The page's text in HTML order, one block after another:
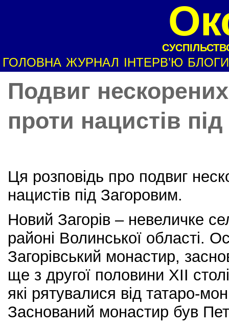
ГОЛОВНА ЖУРНАЛ ІНТЕРВ’Ю БЛОГИ
Подвиг
проти нацистів
Ця розповідь про подвиг
нацистів під Загоровим.
Новий Загорів – невеличке
районі Волинської області.
Загорівський монастир,
ще з другої половини XII
які рятувалися від татаро-
Заснований монастир був